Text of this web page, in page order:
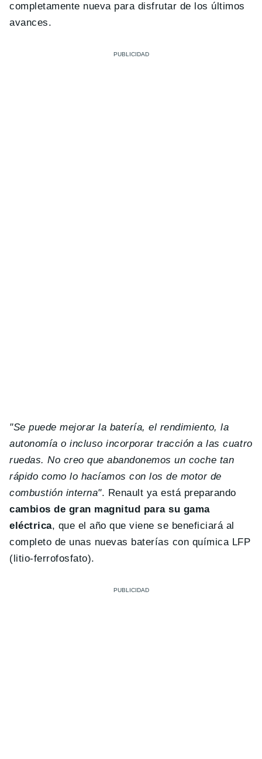
completamente nueva para disfrutar de los últimos
avances.
"Se puede mejorar la batería, el rendimiento, la
autonomía o incluso incorporar tracción a las cuatro
ruedas. No creo que abandonemos un coche tan
rápido como lo hacíamos con los de motor de
combustión interna". Renault ya está preparando
cambios de gran magnitud para su gama
eléctrica, que el año que viene se beneficiará al
completo de unas nuevas baterías con química LFP
(litio-ferrofosfato).